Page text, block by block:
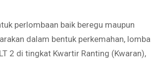
perlombaan baik beregu maupun
dalam bentuk perkemahan, lomba
2 di tingkat Kwartir Ranting (Kwaran),